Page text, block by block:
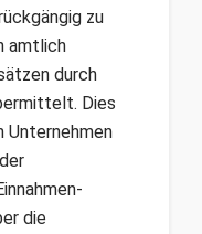
zu
amtlich
durch
Dies
Unternehmen
die